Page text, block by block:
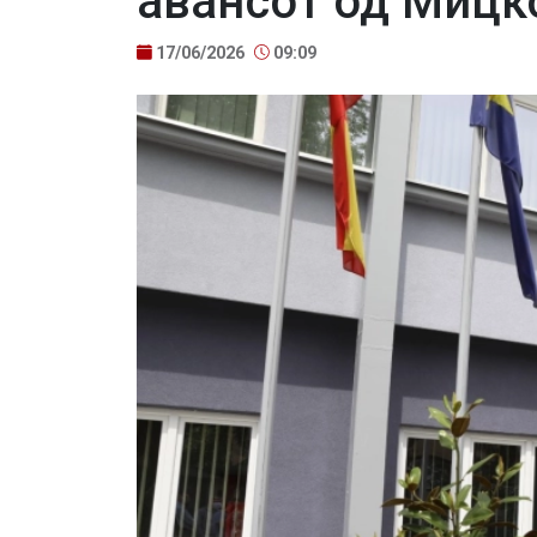
17/06/2026 09:09